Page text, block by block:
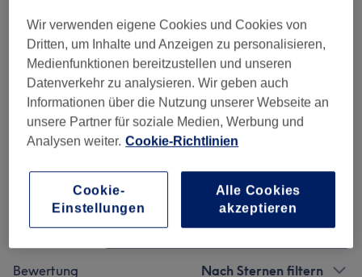
Ambiente
Sauberkeit
Service
Behandlung Alle Bewertungen
Bewertung Nach Sternen filtern
Wir verwenden eigene Cookies und Cookies von
Dritten, um Inhalte und Anzeigen zu personalisieren,
Medienfunktionen bereitzustellen und unseren
Datenverkehr zu analysieren. Wir geben auch
Informationen über die Nutzung unserer Webseite an
unsere Partner für soziale Medien, Werbung und
Analysen weiter. Cookie-Richtlinien
Cookie-
Einstellungen
Alle Cookies
akzeptieren